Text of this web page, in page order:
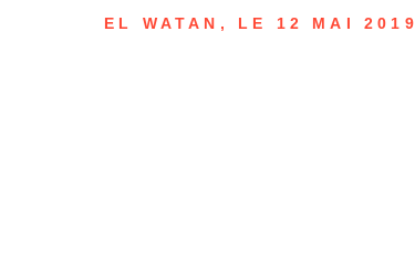
EL WATAN, LE 12 MAI 2019